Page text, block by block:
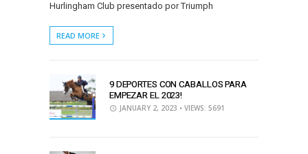
Hurlingham Club presentado por Triumph
READ MORE
9 DEPORTES CON CABALLOS PARA
EMPEZAR EL 2023!
JANUARY 2, 2023 • VIEWS: 5691